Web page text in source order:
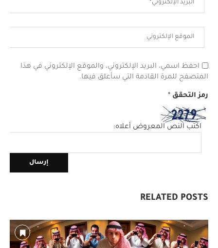
احفظ اسمي، البريد الإلكتروني، والموقع الإلكتروني في هذا
المتصفح للمرة القادمة التي سأعلق فيها.
رمز التحقق *
اكتب النص المعروض أعلاه:
RELATED POSTS